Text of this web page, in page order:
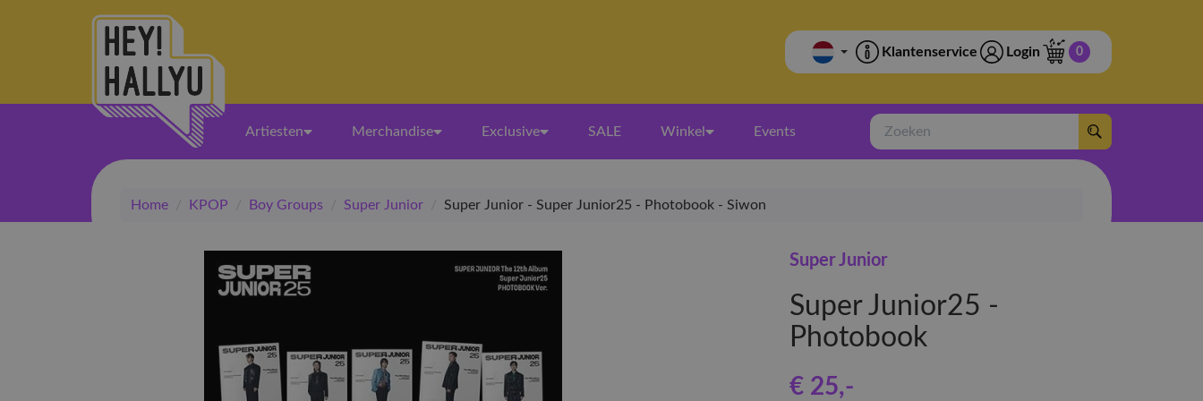
Klantenservice Login 0
Artiesten Merchandise Exclusive SALE Winkel Events
Zoeken
Home / KPOP / Boy Groups / Super Junior / Super Junior - Super Junior25 - Photobook - Siwon
Super Junior
Super Junior25 -
Photobook
€ 25,-